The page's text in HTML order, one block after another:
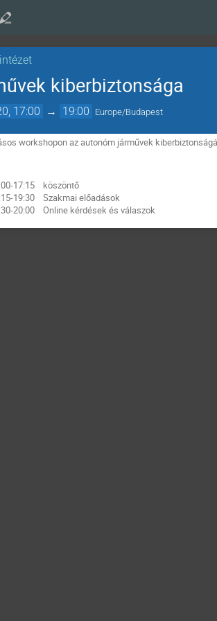
kiberbiztonsága
17:00 → 19:00 Europe/Budapest
workshopon az autonóm járművek
17:15 köszöntő
19:30 Szakmai előadások
20:00 Online kérdések és válaszok